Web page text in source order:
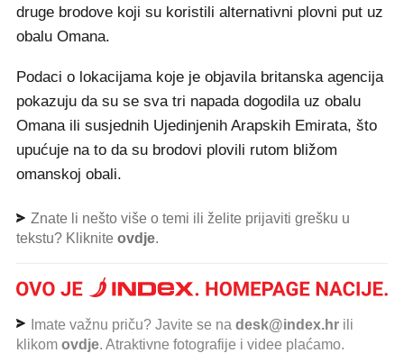
druge brodove koji su koristili alternativni plovni put uz
obalu Omana.
Podaci o lokacijama koje je objavila britanska agencija
pokazuju da su se sva tri napada dogodila uz obalu
Omana ili susjednih Ujedinjenih Arapskih Emirata, što
upućuje na to da su brodovi plovili rutom bližom
omanskoj obali.
Znate li nešto više o temi ili želite prijaviti grešku u
tekstu? Kliknite ovdje.
Imate važnu priču? Javite se na desk@index.hr ili
klikom ovdje. Atraktivne fotografije i videe plaćamo.